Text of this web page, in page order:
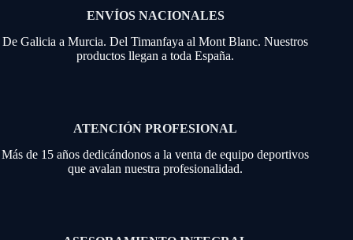
ENVÍOS NACIONALES
De Galicia a Murcia. Del Timanfaya al Mont Blanc. Nuestros
productos llegan a toda España.
ATENCIÓN PROFESIONAL
Más de 15 años dedicándonos a la venta de equipo deportivos
que avalan nuestra profesionalidad.